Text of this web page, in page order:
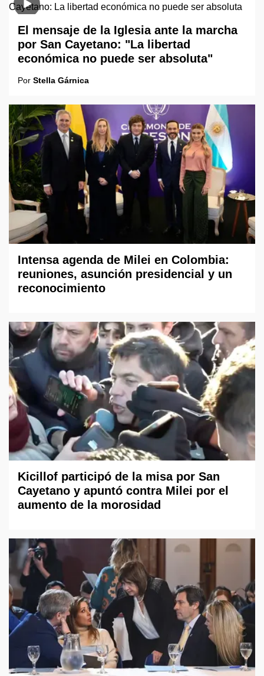
El mensaje de la Iglesia ante la marcha
por San Cayetano: "La libertad
económica no puede ser absoluta"
Por Stella Gárnica
Intensa agenda de Milei en Colombia:
reuniones, asunción presidencial y un
reconocimiento
Kicillof participó de la misa por San
Cayetano y apuntó contra Milei por el
aumento de la morosidad